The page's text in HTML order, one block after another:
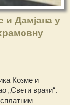
и Дамјана у
Козме и
„Свети врачи“.